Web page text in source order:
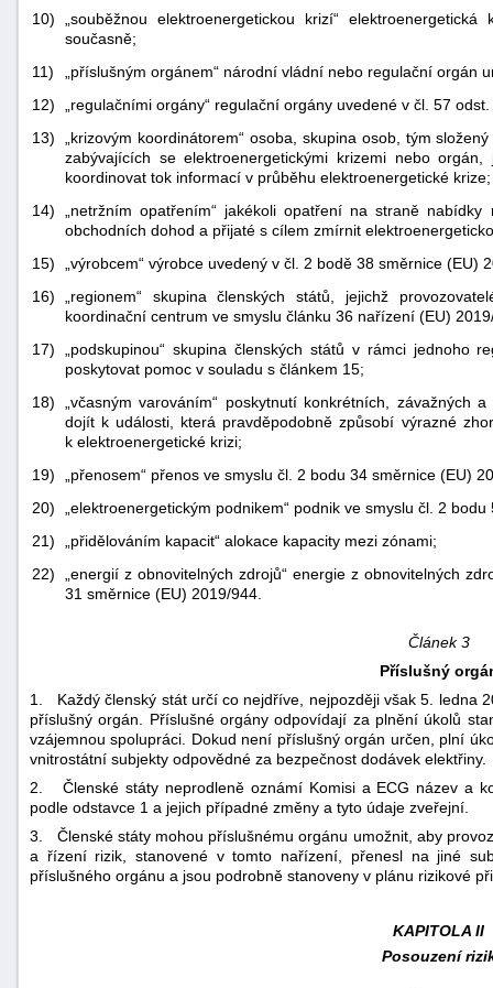
10)
„souběžnou elektroenergetickou krizí“
současně;
11)
„příslušným orgánem“ národní vládní nebo regulační orgán
12)
„regulačními orgány“ regulační orgány uvedené v čl. 57
13)
„krizovým koordinátorem“ osoba, skupina osob, tým
zabývajících se elektroenergetickými krizemi nebo
koordinovat tok informací v průběhu elektroenergetické krize;
14)
„netržním opatřením“ jakékoli opatření na straně
obchodních dohod a přijaté s cílem zmírnit
15)
„výrobcem“ výrobce uvedený v čl. 2 bodě 38 směrnice (EU)
16)
„regionem“ skupina členských států, jejichž
koordinační centrum ve smyslu článku 36 nařízení (EU)
17)
„podskupinou“ skupina členských států v rámci jednoho
poskytovat pomoc v souladu s článkem 15;
18)
„včasným varováním“ poskytnutí konkrétních, závažných
dojít k události, která pravděpodobně způsobí výrazné
k elektroenergetické krizi;
19)
„přenosem“ přenos ve smyslu čl. 2 bodu 34 směrnice (EU)
20)
„elektroenergetickým podnikem“ podnik ve smyslu čl. 2
21)
„přidělováním kapacit“ alokace kapacity mezi zónami;
22)
„energií z obnovitelných zdrojů“ energie z obnovitelných
31 směrnice (EU) 2019/944.
Článek 3
Příslušný
1. Každý členský stát určí co nejdříve, nejpozději však 5. ledna
příslušný orgán. Příslušné orgány odpovídají za plnění úkolů
vzájemnou spolupráci. Dokud není příslušný orgán určen, plní
vnitrostátní subjekty odpovědné za bezpečnost dodávek elektřiny.
2. Členské státy neprodleně oznámí Komisi a ECG název a
podle odstavce 1 a jejich případné změny a tyto údaje zveřejní.
3. Členské státy mohou příslušnému orgánu umožnit, aby
a řízení rizik, stanovené v tomto nařízení, přenesl na jiné
příslušného orgánu a jsou podrobně stanoveny v plánu rizikové
KAPITOLA II
Posouzení